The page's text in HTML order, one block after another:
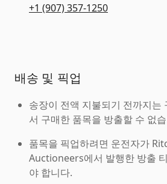
+1 (907) 357-1250
배송 및 픽업
송장이 전액 지불되기 전까지는
서 구매한 품목을 방출할 수 없
품목을 픽업하려면 운전자가
Auctioneers에서 발행한 방출
야 합니다.